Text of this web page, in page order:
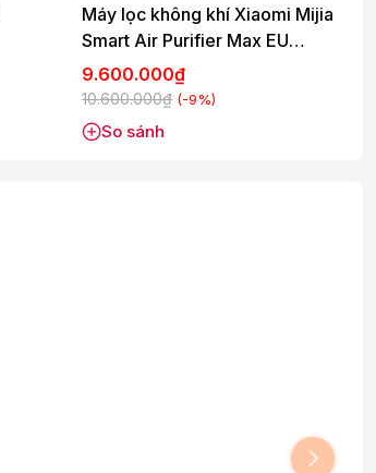
Máy lọc không khí Xiaomi Mijia
Smart Air Purifier Max EU
(BHR08XEEU) 70W
9.600.000₫
10.600.000₫ (-9%)
So sánh